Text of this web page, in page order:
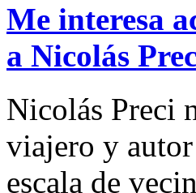
Me interesa
a Nicolás
Nicolás Preci
viajero y
escala de